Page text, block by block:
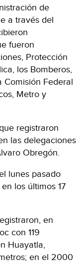
de
a través del
fueron
Protección
los Bomberos,
Comisión Federal
Metro y
registraron
las delegaciones
Obregón.
lunes pasado
los últimos 17
en
con 119
Huayatla,
en el 2000